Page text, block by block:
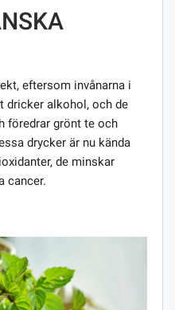
eftersom invånarna i
dricker alkohol, och de
föredrar grönt te och
drycker är nu kända
de minskar
cancer.